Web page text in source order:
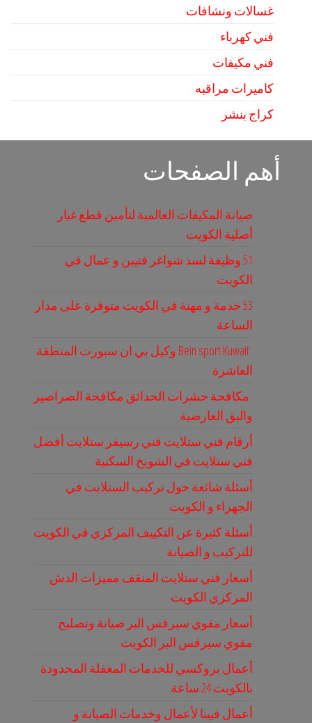
غسالات ونشافات
فني كهرباء
فني مكيفات
كاميرات مراقبه
كراج بنشر
أهم الصفحات
صيانة المكيفات العالمية لتأمين قطع غيار
أصلية الكويت
51 وظيفة لسد شواغر فنيين و عمال في
الكويت
53 خدمة و مهنة في الكويت متوفرة على مدار
الساعة
Bein sport Kuwait وكيل بي ان سبورت المنطقة
العاشرة
مكافحة حشرات الحدائق مكافحة الصراصير
والبق العارضية
أرقام فني ستلايت فني رسيفر ستلايت أفضل
فني ستلايت في الشويخ السكنية
أسئلة شائعة حول تركيب الستلايت في
الجهراء و الكويت
أسئلة كثيرة عن التكييف المركزي في الكويت
للتركيب و الصيانة
أسعار فني ستلايت المنقف مميزات الدش
المركزي الكويت
أسعار مقوي سيرفس البر صيانة وتصليح
مقوي سيرفس البر الكويت
أعمال بروكسي للخدمات المغفلة المحدودة
بالكويت 24 ساعة
أعمال فيينا لأعمال وخدمات الصيانة و